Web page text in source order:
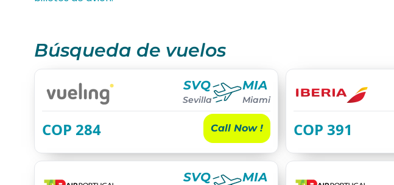
Búsqueda de vuelos
SVQ
Sevilla
MIA
Miami
COP 284 Call Now ! COP 391
SVQ MIA